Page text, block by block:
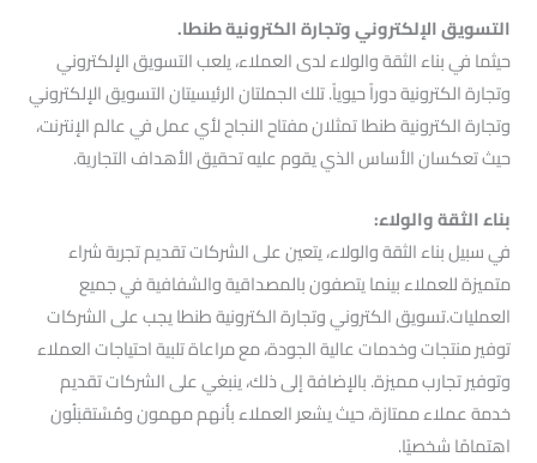
التسويق الإلكتروني وتجارة الكترونية طنطا.
حيثما في بناء الثقة والولاء لدى العملاء، يلعب التسويق الإلكتروني
وتجارة الكترونية دوراً حيوياً. تلك الجملتان الرئيسيتان التسويق الإلكتروني
وتجارة الكترونية طنطا تمثلان مفتاح النجاح لأي عمل في عالم الإنترنت،
حيث تعكسان الأساس الذي يقوم عليه تحقيق الأهداف التجارية.
بناء الثقة والولاء:
في سبيل بناء الثقة والولاء، يتعين على الشركات تقديم تجربة شراء
متميزة للعملاء بينما يتصفون بالمصداقية والشفافية في جميع
العمليات.تسويق الكتروني وتجارة الكترونية طنطا يجب على الشركات
توفير منتجات وخدمات عالية الجودة، مع مراعاة تلبية احتياجات العملاء
وتوفير تجارب مميزة. بالإضافة إلى ذلك، ينبغي على الشركات تقديم
خدمة عملاء ممتازة، حيث يشعر العملاء بأنهم مهمون ومُسْتقبَلُون
اهتمامًا شخصيًا.